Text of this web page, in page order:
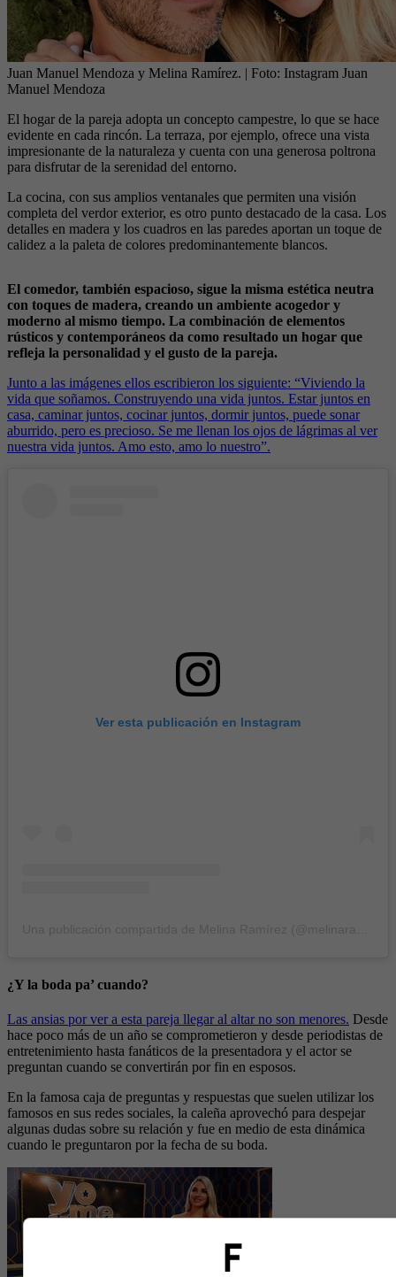
Juan Manuel Mendoza y Melina Ramírez. | Foto: Instagram Juan
Manuel Mendoza
El hogar de la pareja adopta un concepto campestre, lo que se hace
evidente en cada rincón. La terraza, por ejemplo, ofrece una vista
impresionante de la naturaleza y cuenta con una generosa poltrona
para disfrutar de la serenidad del entorno.
La cocina, con sus amplios ventanales que permiten una visión
completa del verdor exterior, es otro punto destacado de la casa. Los
detalles en madera y los cuadros en las paredes aportan un toque de
calidez a la paleta de colores predominantemente blancos.
El comedor, también espacioso, sigue la misma estética neutra
con toques de madera, creando un ambiente acogedor y
moderno al mismo tiempo. La combinación de elementos
rústicos y contemporáneos da como resultado un hogar que
refleja la personalidad y el gusto de la pareja.
Junto a las imágenes ellos escribieron los siguiente: “Viviendo la
vida que soñamos. Construyendo una vida juntos. Estar juntos en
casa, caminar juntos, cocinar juntos, dormir juntos, puede sonar
aburrido, pero es precioso. Se me llenan los ojos de lágrimas al ver
nuestra vida juntos. Amo esto, amo lo nuestro”.
Ver esta publicación en Instagram
¿Y la boda pa’ cuando?
Las ansias por ver a esta pareja llegar al altar no son menores. Desde
hace poco más de un año se comprometieron y desde periodistas de
entretenimiento hasta fanáticos de la presentadora y el actor se
preguntan cuando se convertirán por fin en esposos.
En la famosa caja de preguntas y respuestas que suelen utilizar los
famosos en sus redes sociales, la caleña aprovechó para despejar
algunas dudas sobre su relación y fue en medio de esta dinámica
cuando le preguntaron por la fecha de su boda.